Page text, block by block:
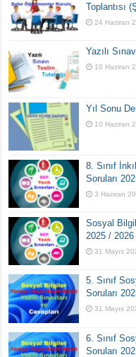
Toplantısı
24 Haziran
Yazılı
10 Haziran
Yıl Sonu
10 Haziran
8. Sınıf
Soruları
3 Haziran
Sosyal
2025 / 2026
31 Mayıs
5. Sınıf
Soruları
31 Mayıs
6. Sınıf
Soruları